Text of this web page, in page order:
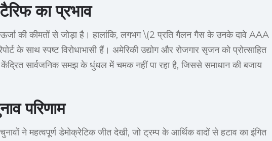
का प्रभाव
की कीमतों से जोड़ा है। हालांकि, लगभग \(2 प्रति गैलन गैस के उनके दावे AAA
के साथ स्पष्ट विरोधाभासी हैं। अमेरिकी उद्योग और रोजगार सृजन को प्रोत्साहित
सार्वजनिक समझ के धुंधल में चमक नहीं पा रहा है, जिससे समाधान की बजाय
परिणाम
ने महत्वपूर्ण डेमोक्रेेटिक जीत देखी, जो ट्रम्प के आर्थिक वादों से हटाव का इंगित